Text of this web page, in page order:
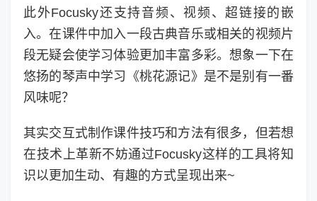
此外Focusky还支持音频、视频、超链接的嵌
入。在课件中加入一段古典音乐或相关的视频片
段无疑会使学习体验更加丰富多彩。想象一下在
悠扬的琴声中学习《桃花源记》是不是别有一番
风味呢？
其实交互式制作课件技巧和方法有很多，但若想
在技术上革新不妨通过Focusky这样的工具将知
识以更加生动、有趣的方式呈现出来~